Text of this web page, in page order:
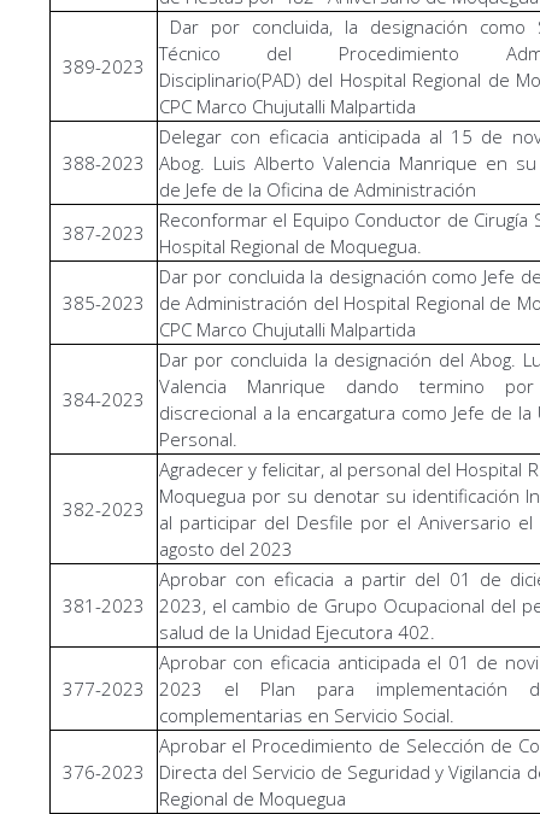
389-2023
Dar por concluida, la designación como
Técnico del Procedimiento
Disciplinario(PAD) del Hospital Regional de
CPC Marco Chujutalli Malpartida
388-2023
Delegar con eficacia anticipada al 15 de
Abog. Luis Alberto Valencia Manrique en
de Jefe de la Oficina de Administración
387-2023
Reconformar el Equipo Conductor de Cirugía
Hospital Regional de Moquegua.
385-2023
Dar por concluida la designación como Jefe
de Administración del Hospital Regional de
CPC Marco Chujutalli Malpartida
384-2023
Dar por concluida la designación del Abog.
Valencia Manrique dando termino por
discrecional a la encargatura como Jefe de la
Personal.
382-2023
Agradecer y felicitar, al personal del Hospital
Moquegua por su denotar su identificación
al participar del Desfile por el Aniversario
agosto del 2023
381-2023
Aprobar con eficacia a partir del 01 de
2023, el cambio de Grupo Ocupacional del
salud de la Unidad Ejecutora 402.
377-2023
Aprobar con eficacia anticipada el 01 de
2023 el Plan para implementación
complementarias en Servicio Social.
376-2023
Aprobar el Procedimiento de Selección de
Directa del Servicio de Seguridad y Vigilancia
Regional de Moquegua